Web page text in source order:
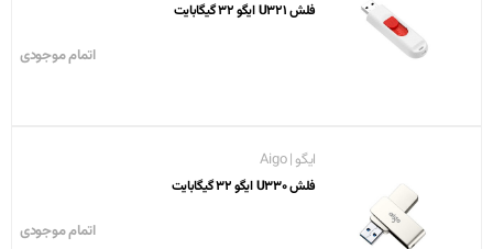
فلش U321 ایگو 32 گیگابایت
اتمام موجودی
ایگو | Aigo
فلش U330 ایگو 32 گیگابایت
اتمام موجودی